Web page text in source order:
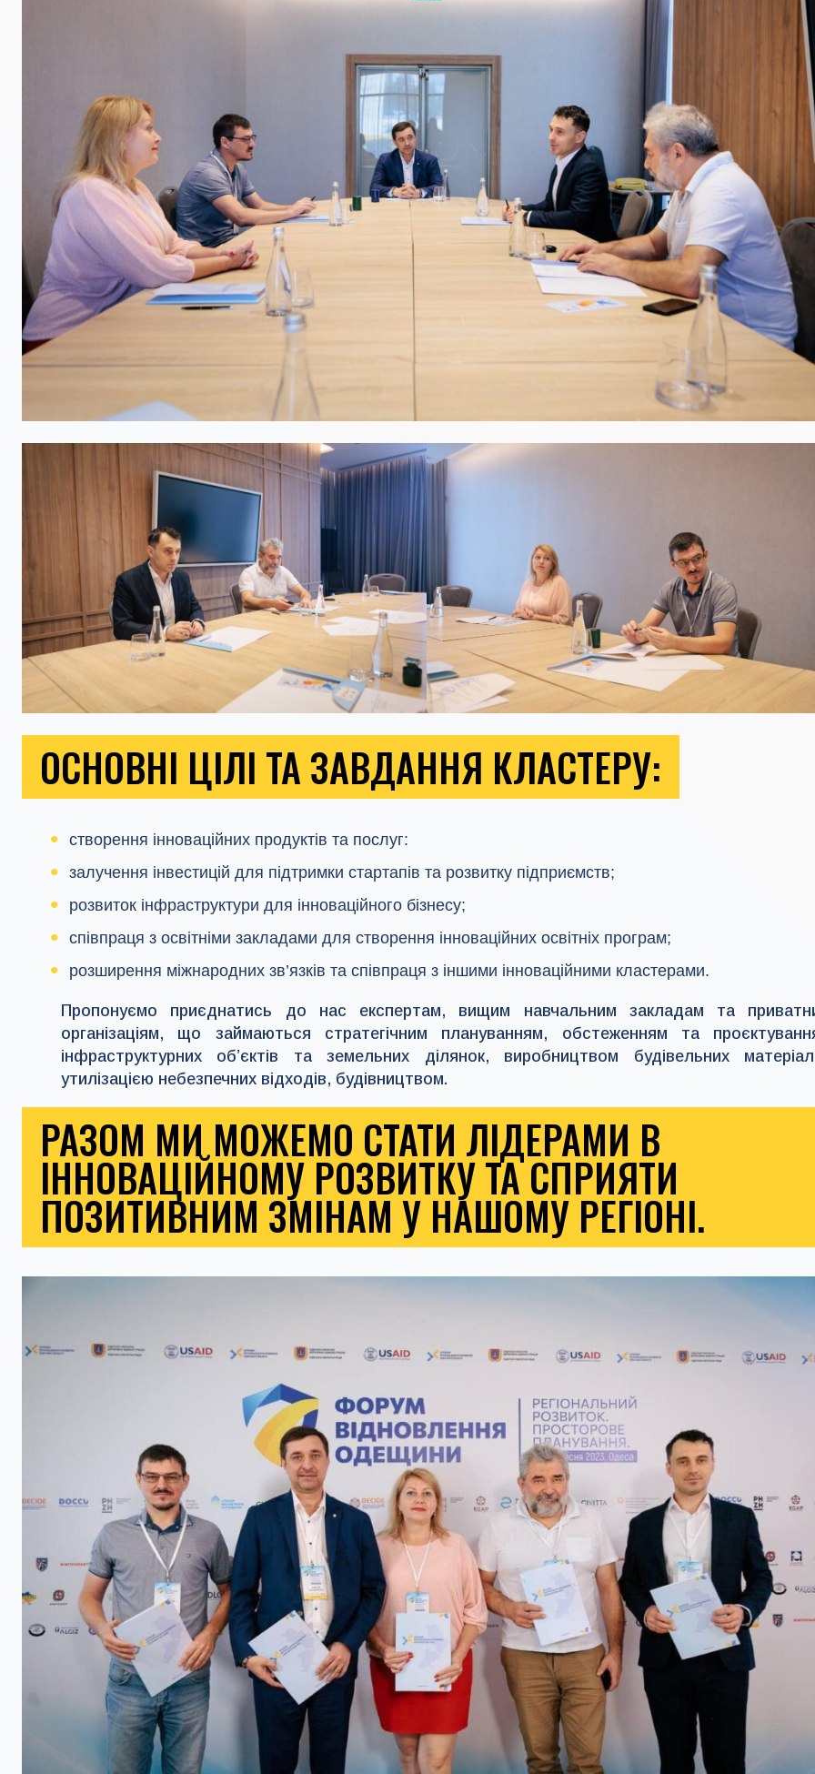
ОСНОВНІ ЦІЛІ ТА ЗАВДАННЯ КЛАСТЕРУ:
створення інноваційних продуктів та послуг:
залучення інвестицій для підтримки стартапів та розвитку підприємств;
розвиток інфраструктури для інноваційного бізнесу;
співпраця з освітніми закладами для створення інноваційних освітніх програм;
розширення міжнародних зв’язків та співпраця з іншими інноваційними кластерами.
Пропонуємо приєднатись до нас експертам, вищим навчальним закладам та
організаціям, що займаються стратегічним плануванням, обстеженням та
інфраструктурних об’єктів та земельних ділянок, виробництвом будівельних
утилізацією небезпечних відходів, будівництвом.
РАЗОМ МИ МОЖЕМО СТАТИ ЛІДЕРАМИ В
ІННОВАЦІЙНОМУ РОЗВИТКУ ТА СПРИЯТИ
ПОЗИТИВНИМ ЗМІНАМ У НАШОМУ РЕГІОНІ.